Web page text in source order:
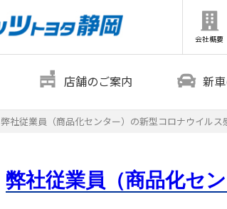
会社概要
店舗のご案内 新
弊社従業員（商品化センター）の新型コロナウイルス
弊社従業員（商品化セ